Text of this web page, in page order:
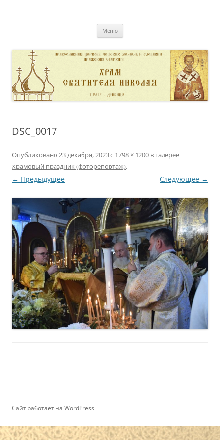
Меню
DSC_0017
Опубликовано 23 декабря, 2023с 1798 × 1200 в галерее
Храмовый праздник (фоторепортаж).
← Предыдущее Следующее →
Сайт работает на WordPress